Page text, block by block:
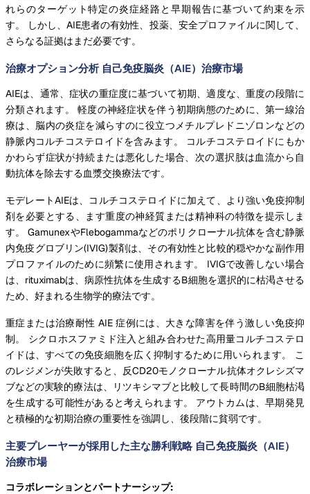
れらのターゲット特定の炎症経路と早期報告に基づいて約束を示
す。 しかし、AIE患者の有効性、投薬、安全プロファイルに関して、
さらなる証拠はまだ必要です。
治療オプション分析 自己免疫脳炎（AIE）治療市場
AIEは、通常、症状の重症度に基づいて初期、適度な、重度の段階に
分類されます。 軽度の神経症状を伴う初期病態のために、第一線治
療は、脳内の炎症を減らすのに役立つメチルプレドニゾロンなどの
静脈内コルチコステロイドを含みます。 コルチコステロイドにもか
かわらず症状が持続または悪化した場合、次の選択肢は血流から自
動抗体を除去する血漿交換療法です。
モデレートAIEは、コルチコステロイドに加えて、より強い免疫抑制
剤を必要とする、ます重度の神経質または精神科の特徴を提示しま
す。 GamunexやFlebogammaなどのポリクローナル抗体を含む静脈
内免疫グロブリン(IVIG)製剤は、その有効性と比較的穏やかな副作用
プロファイルのために頻繁に使用されます。 IVIGで改善しない場合
は、rituximabは、病原性抗体を生成するB細胞を選択的に枯渇させる
ため、好まれる生物学的療法です。
重症または治療耐性 AIE 症例には、大きな障害を伴う激しい免疫抑
制。 シクロホスファミド注入と組み合わせた高用量コルチコステロ
イドは、すべての免疫細胞を広く抑制するために用いられます。 こ
のレジメンが失敗すると、反CD20モノクローナル抗体オクレシズマ
ブなどの実験的療法は、リツキシマブと比較して長時間のB細胞枯渇
を生成する可能性があると考えられます。 アウトカムは、早期発見
と積極的な初期治療の重要性を強調し、後段階に貧弱です。
主要プレーヤーが採用した主な勝利戦略 自己免疫脳炎（AIE）
治療市場
コラボレーションとパートナーシップ: